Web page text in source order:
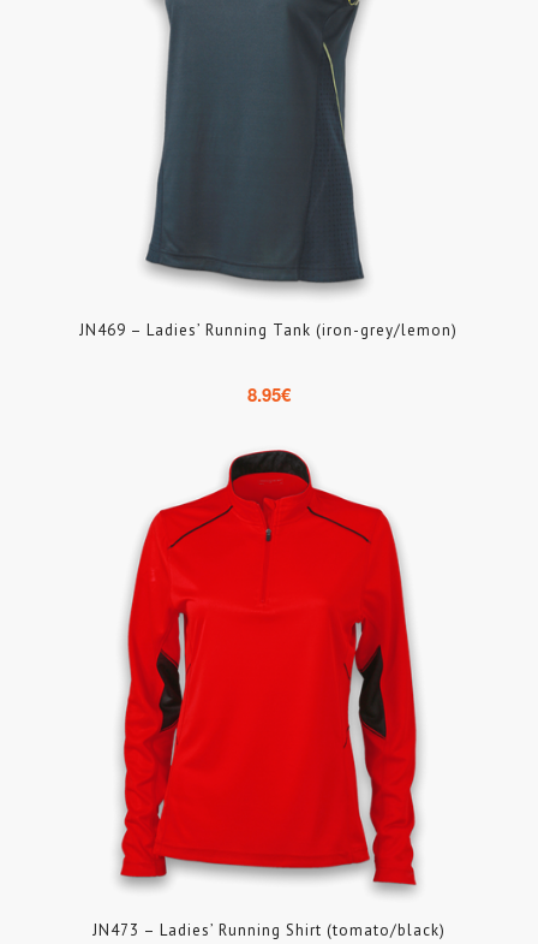
JN469 – Ladies’ Running Tank (iron-grey/lemon)
8.95€
JN473 – Ladies’ Running Shirt (tomato/black)